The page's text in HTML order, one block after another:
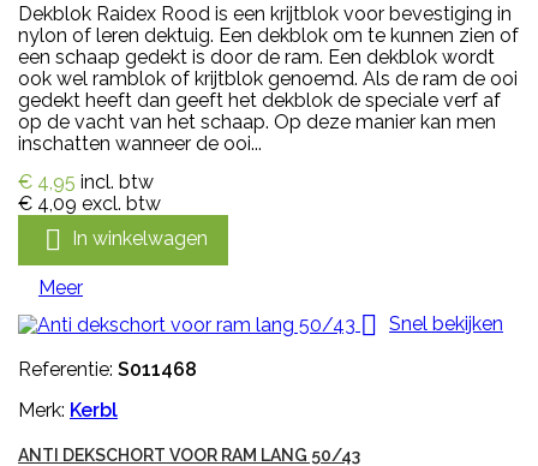
Dekblok Raidex Rood is een krijtblok voor bevestiging in
nylon of leren dektuig. Een dekblok om te kunnen zien of
een schaap gedekt is door de ram. Een dekblok wordt
ook wel ramblok of krijtblok genoemd. Als de ram de ooi
gedekt heeft dan geeft het dekblok de speciale verf af
op de vacht van het schaap. Op deze manier kan men
inschatten wanneer de ooi...
€ 4,95 incl. btw
€ 4,09 excl. btw
 In winkelwagen
Meer
 Snel bekijken
Referentie: S011468
Merk: Kerbl
ANTI DEKSCHORT VOOR RAM LANG 50/43